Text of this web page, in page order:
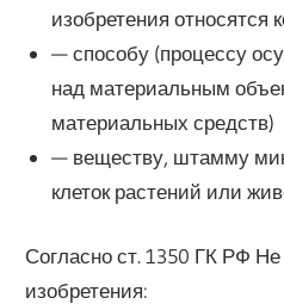
изобретения относятся
— способу (процессу
над материальным
материальных средств)
— веществу, штамму
клеток растений или
Согласно ст. 1350 ГК РФ Не
изобретения: